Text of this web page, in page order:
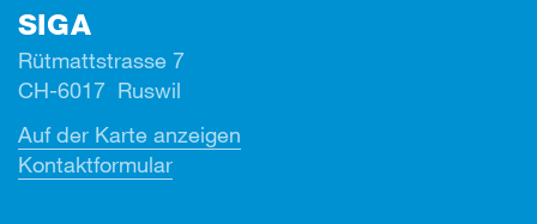
SIGA
Rütmattstrasse 7
CH-6017 Ruswil
Auf der Karte anzeigen
Kontaktformular